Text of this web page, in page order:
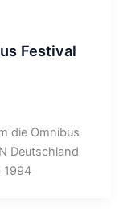
Festival
die Omnibus
Deutschland
1994